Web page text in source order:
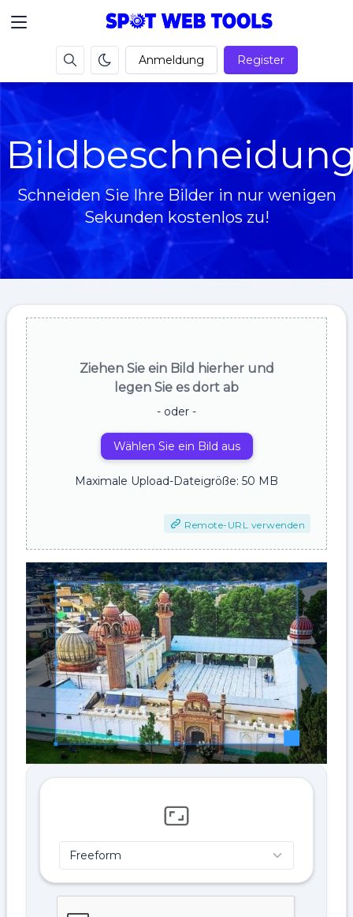
Anmeldung Register
Schneiden Sie Ihre Bilder in nur wenigen
Sekunden kostenlos zu!
Ziehen Sie ein Bild hierher und
legen Sie es dort ab
- oder -
Wählen Sie ein Bild aus
Maximale Upload-Dateigröße: 50 MB
Remote-URL verwenden